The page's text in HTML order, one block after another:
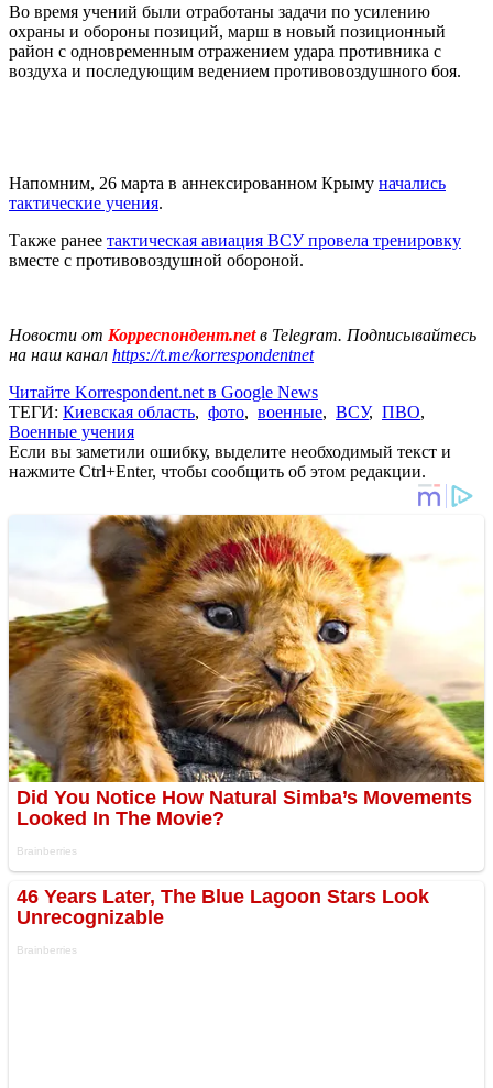
Во время учений были отработаны задачи по усилению
охраны и обороны позиций, марш в новый позиционный
район с одновременным отражением удара противника с
воздуха и последующим ведением противовоздушного боя.
Напомним, 26 марта в аннексированном Крыму начались
тактические учения.
Также ранее тактическая авиация ВСУ провела тренировку
вместе с противовоздушной обороной.
Новости от Корреспондент.netв Telegram. Подписывайтесь
на наш канал https://t.me/korrespondentnet
Читайте Korrespondent.net в Google News
ТЕГИ: Киевская область, фото, военные, ВСУ, ПВО,
Военные учения
Если вы заметили ошибку, выделите необходимый текст и
нажмите Ctrl+Enter, чтобы сообщить об этом редакции.